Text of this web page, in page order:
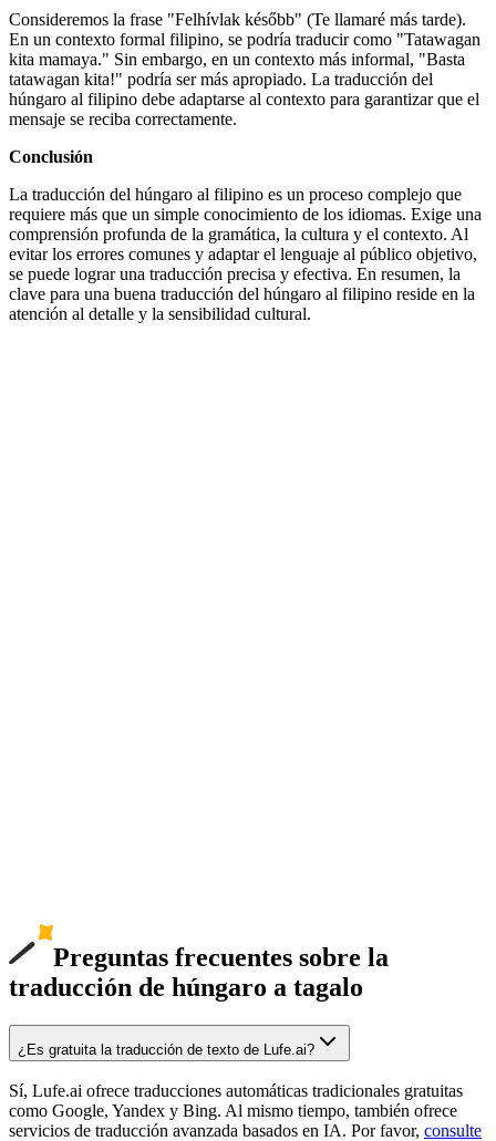
Consideremos la frase "Felhívlak később" (Te llamaré más tarde).
En un contexto formal filipino, se podría traducir como "Tatawagan
kita mamaya." Sin embargo, en un contexto más informal, "Basta
tatawagan kita!" podría ser más apropiado. La traducción del
húngaro al filipino debe adaptarse al contexto para garantizar que el
mensaje se reciba correctamente.
Conclusión
La traducción del húngaro al filipino es un proceso complejo que
requiere más que un simple conocimiento de los idiomas. Exige una
comprensión profunda de la gramática, la cultura y el contexto. Al
evitar los errores comunes y adaptar el lenguaje al público objetivo,
se puede lograr una traducción precisa y efectiva. En resumen, la
clave para una buena traducción del húngaro al filipino reside en la
atención al detalle y la sensibilidad cultural.
Preguntas frecuentes sobre la
traducción de húngaro a tagalo
¿Es gratuita la traducción de texto de Lufe.ai?
Sí, Lufe.ai ofrece traducciones automáticas tradicionales gratuitas
como Google, Yandex y Bing. Al mismo tiempo, también ofrece
servicios de traducción avanzada basados en IA. Por favor, consulte